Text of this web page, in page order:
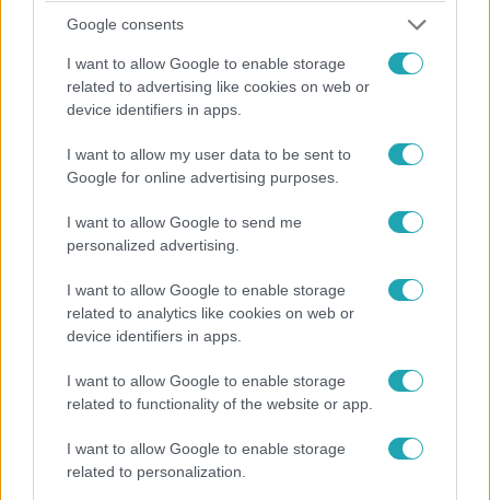
Google consents
I want to allow Google to enable storage
related to advertising like cookies on web or
device identifiers in apps.
I want to allow my user data to be sent to
Google for online advertising purposes.
I want to allow Google to send me
personalized advertising.
I want to allow Google to enable storage
related to analytics like cookies on web or
device identifiers in apps.
I want to allow Google to enable storage
related to functionality of the website or app.
I want to allow Google to enable storage
related to personalization.
„Férfi ilyet nem csinál” – megszólalt Fluor is Opitz
ügyében
Az esetből rendőrségi ügy lett.
Reggeli
Opitz Barbi maga írja dalait – most épp a rappel